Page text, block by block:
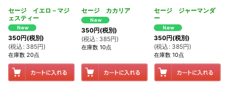
並び順 :
絞り込む
セージ イエロ－マジ
ェスティー
350円(税別)
(税込 : 385円)
在庫数 20点
セージ カカリア
350円(税別)
(税込 : 385円)
在庫数 10点
セージ ジャーマンダ
ー
350円(税別)
(税込 : 385円)
在庫数 10点